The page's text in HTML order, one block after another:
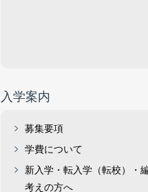
入学案内
募集要項
学費について
新入学・転入学（転校）・
考えの方へ